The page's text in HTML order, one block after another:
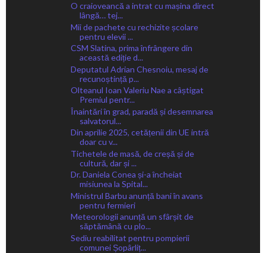
O craioveancă a intrat cu mașina direct
lângă… tej...
Mii de pachete cu rechizite școlare
pentru elevii ...
CSM Slatina, prima înfrângere din
această ediție d...
Deputatul Adrian Chesnoiu, mesaj de
recunoștință p...
Olteanul Ioan Valeriu Nae a câștigat
Premiul pentr...
Înaintări în grad, paradă și desemnarea
salvatorul...
Din aprilie 2025, cetățenii din UE intră
doar cu v...
Tichetele de masă, de creșă și de
cultură, dar și ...
Dr. Daniela Conea și-a încheiat
misiunea la Spital...
Ministrul Barbu anunță bani în avans
pentru fermieri
Meteorologii anunță un sfârșit de
săptămână cu plo...
Sediu reabilitat pentru pompierii
comunei Șopârliț...